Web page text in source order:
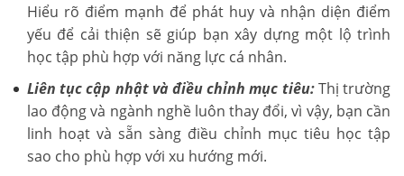
Hiểu rõ điểm mạnh để phát huy và nhận diện điểm
yếu để cải thiện sẽ giúp bạn xây dựng một lộ trình
học tập phù hợp với năng lực cá nhân.
Liên tục cập nhật và điều chỉnh mục tiêu:Thị trường
lao động và ngành nghề luôn thay đổi, vì vậy, bạn cần
linh hoạt và sẵn sàng điều chỉnh mục tiêu học tập
sao cho phù hợp với xu hướng mới.